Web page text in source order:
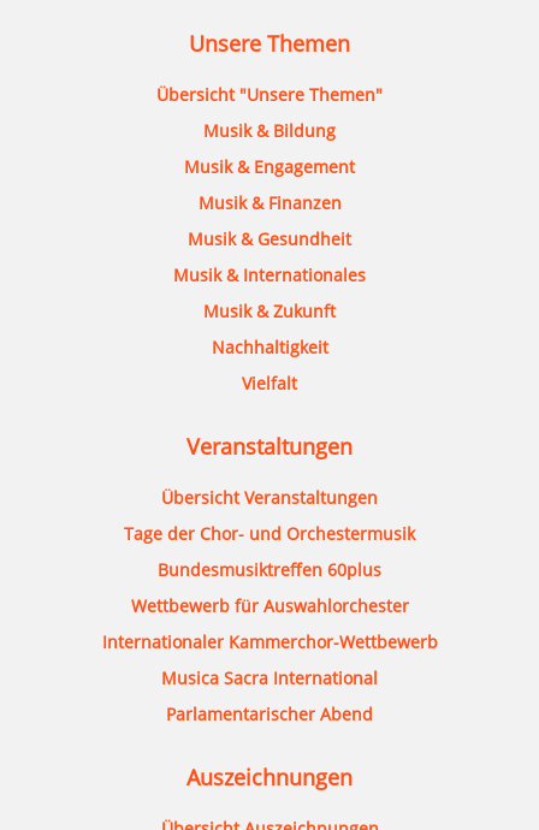
Unsere Themen
Übersicht "Unsere Themen"
Musik & Bildung
Musik & Engagement
Musik & Finanzen
Musik & Gesundheit
Musik & Internationales
Musik & Zukunft
Nachhaltigkeit
Vielfalt
Veranstaltungen
Übersicht Veranstaltungen
Tage der Chor- und Orchestermusik
Bundesmusiktreffen 60plus
Wettbewerb für Auswahlorchester
Internationaler Kammerchor-Wettbewerb
Musica Sacra International
Parlamentarischer Abend
Auszeichnungen